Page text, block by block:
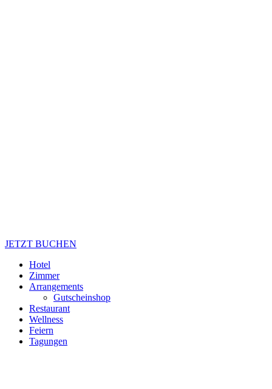
JETZT BUCHEN
Hotel
Zimmer
Arrangements
Gutscheinshop
Restaurant
Wellness
Feiern
Tagungen